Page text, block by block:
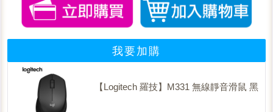
我要加購
【Logitech 羅技】M331 無線靜音滑鼠 黑